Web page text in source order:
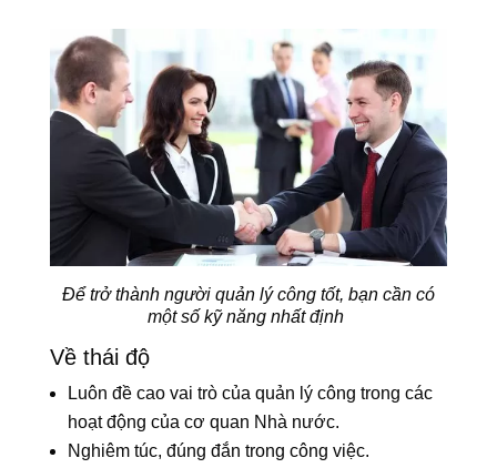
Để trở thành người quản lý công tốt, bạn cần có
một số kỹ năng nhất định
Về thái độ
Luôn đề cao vai trò của quản lý công trong các
hoạt động của cơ quan Nhà nước.
Nghiêm túc, đúng đắn trong công việc.